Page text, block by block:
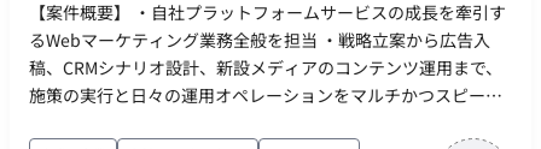
【案件概要】 ・自社プラットフォームサービスの成長を牽引す
るWebマーケティング業務全般を担当 ・戦略立案から広告入
稿、CRMシナリオ設計、新設メディアのコンテンツ運用まで、
施策の実行と日々の運用オペレーションをマルチかつスピード